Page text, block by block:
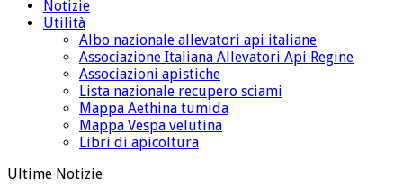
Notizie
Utilità
Albo nazionale allevatori api italiane
Associazione Italiana Allevatori Api Regine
Associazioni apistiche
Lista nazionale recupero sciami
Mappa Aethina tumida
Mappa Vespa velutina
Libri di apicoltura
Ultime Notizie